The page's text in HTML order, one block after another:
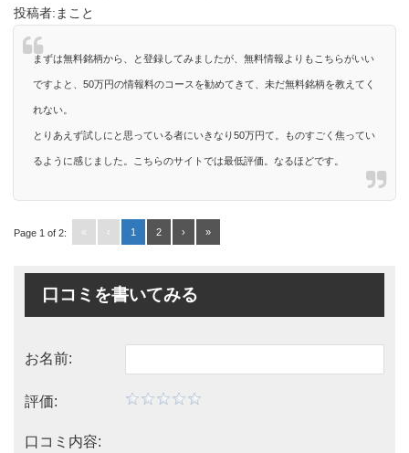
投稿者:まこと
まずは無料銘柄から、と登録してみましたが、無料情報よりもこちらがいい
ですよと、50万円の情報料のコースを勧めてきて、未だ無料銘柄を教えてく
れない。
とりあえず試しにと思っている者にいきなり50万円て。ものすごく焦ってい
るように感じました。こちらのサイトでは最低評価。なるほどです。
Page 1 of 2: « ‹ 1 2 › »
口コミを書いてみる
お名前:
評価:
口コミ内容: